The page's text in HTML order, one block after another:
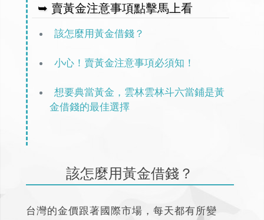
➥ 賣黃金注意事項點擊馬上看
該怎麼用黃金借錢？
小心！賣黃金注意事項必須知！
想要典當黃金，雲林雲林斗六當鋪是黃
金借錢的最佳選擇
該怎麼用黃金借錢？
台灣的金價跟著國際市場，每天都有所變